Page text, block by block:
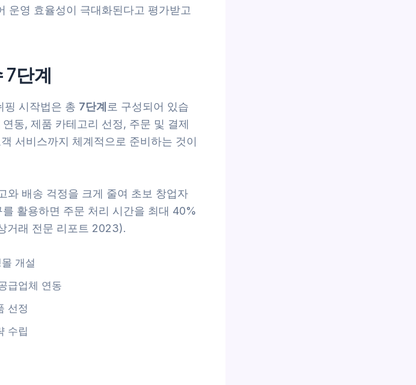
운영 효율성이 극대화된다고 평가받고
단계
핑 시작법은 총 7단계 로 구성되어 있습
동, 제품 카테고리 선정, 주문 및 결제
서비스까지 체계적으로 준비하는 것이
와 배송 걱정을 크게 줄여 초보 창업자
활용하면 주문 처리 시간을 최대 40%
거래 전문 리포트 2023).
개설
급업체 연동
선정
수립